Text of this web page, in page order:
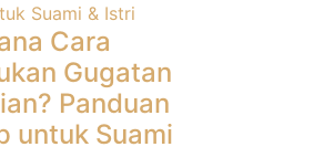
Cara
Gugatan
Panduan
untuk Suami